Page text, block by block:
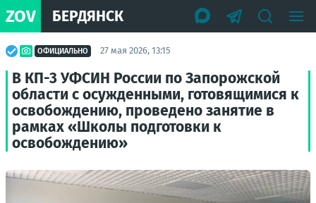
ZOV БЕРДЯНСК
ОФИЦИАЛЬНО 27 мая 2026, 13:15
В КП-3 УФСИН России по Запорожской
области с осужденными, готовящимися к
освобождению, проведено занятие в
рамках «Школы подготовки к
освобождению»